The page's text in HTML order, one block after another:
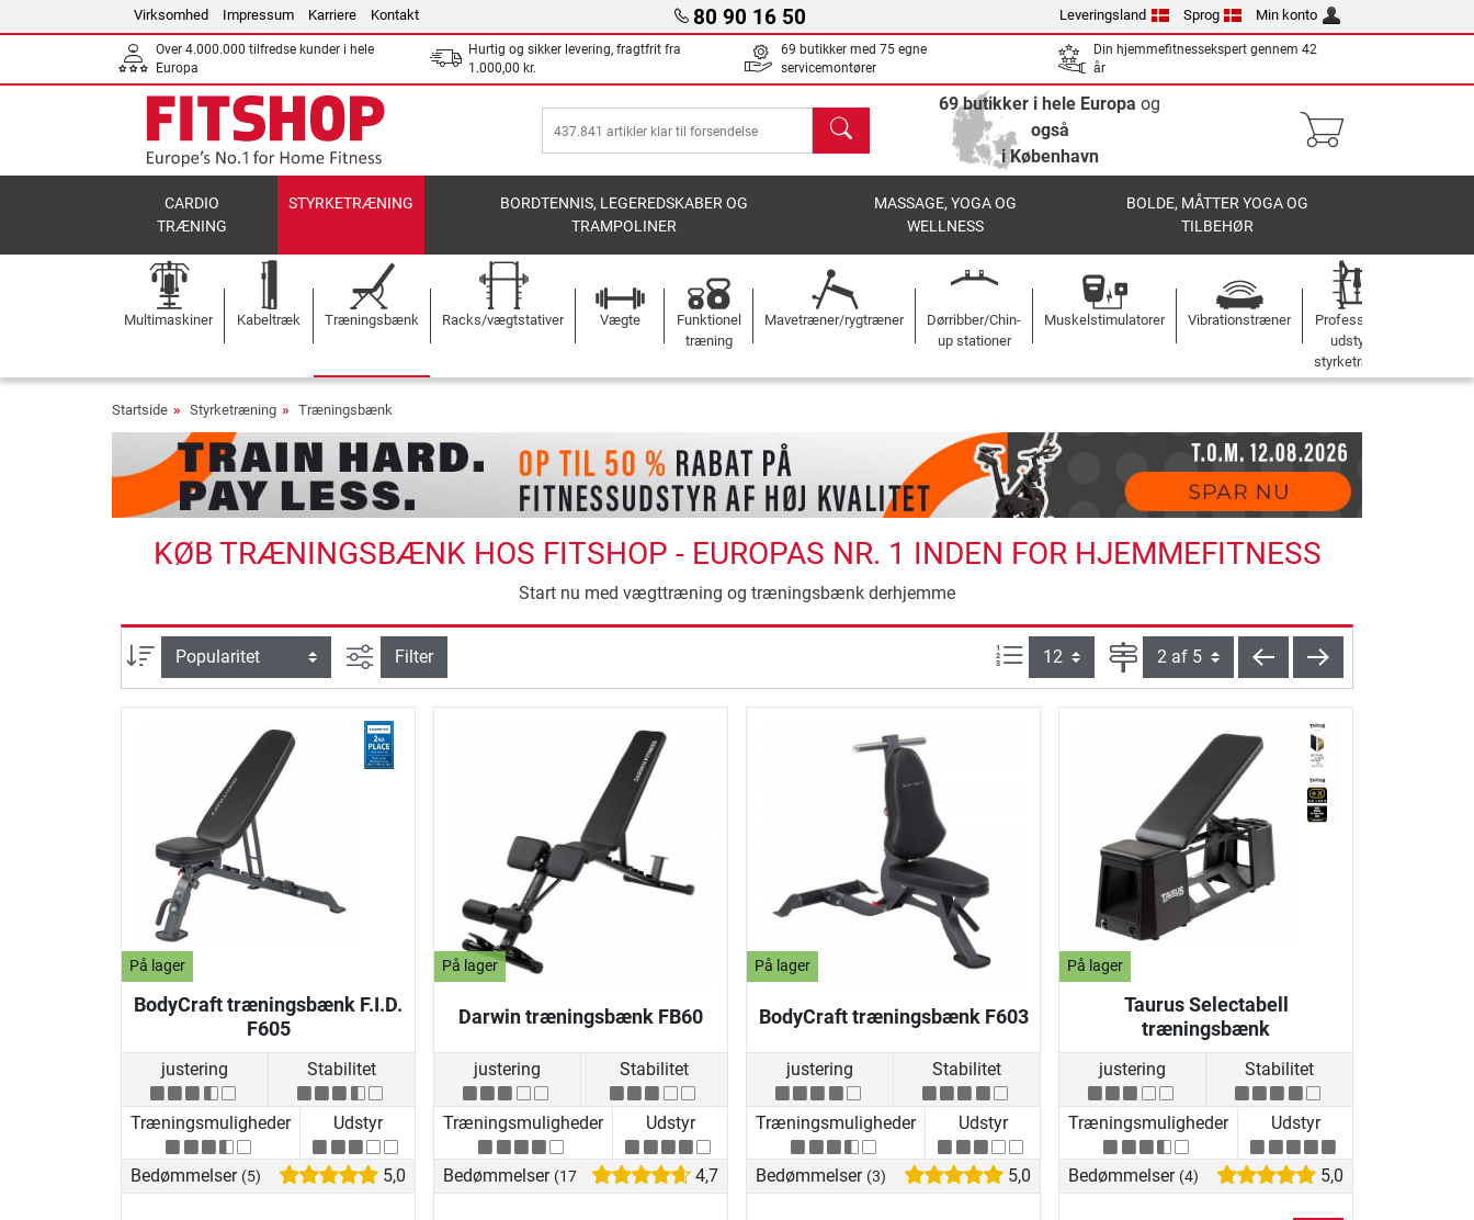
Virksomhed Impressum Karriere Kontakt 80 90 16 50 Leveringsland Sprog Min konto
Over 4.000.000 tilfredse kunder i hele
Europa
Hurtig og sikker levering, fragtfrit fra
1.000,00 kr.
69 butikker med 75 egne
servicemontører
Din hjemmefitnessekspert gennem 42
år
søg
69 butikker i hele Europa og
også
i København
CARDIO
TRÆNING
STYRKETRÆNING
BORDTENNIS, LEGEREDSKABER OG
TRAMPOLINER
MASSAGE, YOGA OG
WELLNESS
BOLDE, MÅTTER YOGA OG
TILBEHØR
Multimaskiner Kabeltræk Træningsbænk Racks/vægtstativer Vægte
Funktionel
træning
Mavetræner/rygtræner
Dørribber/Chin-
up stationer
Muskelstimulatorer Vibrationstræner
Professionelt
udstyr til
styrketræning
Startside Styrketræning Træningsbænk
KØB TRÆNINGSBÆNK HOS FITSHOP - EUROPAS NR. 1 INDEN FOR HJEMMEFITNESS
Start nu med vægttræning og træningsbænk derhjemme
sortering Avanceret søgning
Filter Artikel pr. side: Side tilbagevidere
På lager
BodyCraft træningsbænk F.I.D.
F605
justering Stabilitet
Træningsmuligheder Udstyr
Bedømmelser (5) 5,0
På lager
Darwin træningsbænk FB60
justering Stabilitet
Træningsmuligheder Udstyr
Bedømmelser (17) 4,7
På lager
BodyCraft træningsbænk F603
justering Stabilitet
Træningsmuligheder Udstyr
Bedømmelser (3) 5,0
På lager
Taurus Selectabell
træningsbænk
justering Stabilitet
Træningsmuligheder Udstyr
Bedømmelser (4) 5,0